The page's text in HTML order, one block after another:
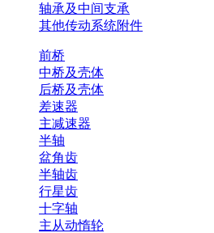
轴承及中间支承
其他传动系统附件
前桥
中桥及壳体
后桥及壳体
差速器
主减速器
半轴
盆角齿
半轴齿
行星齿
十字轴
主从动惰轮